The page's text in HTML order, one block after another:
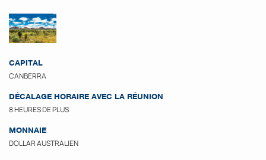
CAPITAL
CANBERRA
DÉCALAGE HORAIRE AVEC LA RÉUNION
8 HEURES DE PLUS
MONNAIE
DOLLAR AUSTRALIEN